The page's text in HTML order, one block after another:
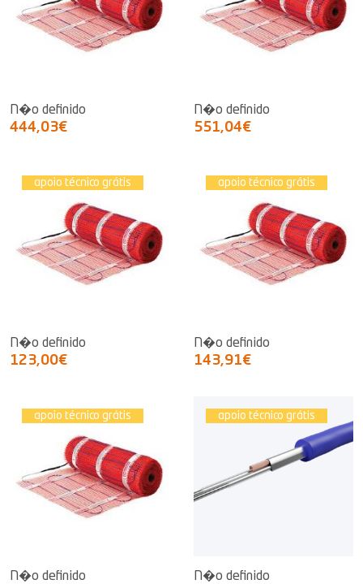
N�o definido
444,03€
N�o definido
551,04€
apoio técnico grátis
N�o definido
123,00€
apoio técnico grátis
N�o definido
143,91€
apoio técnico grátis
N�o definido
apoio técnico grátis
N�o definido